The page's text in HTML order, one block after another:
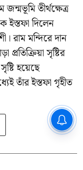
জন্মভূমি তীর্থক্ষেত্র
দিলেন
রাম মন্দিরে দান
সৃষ্টির
হয়েছে
তাঁর ইস্তফা গৃহীত
রেখে
- আদালতের